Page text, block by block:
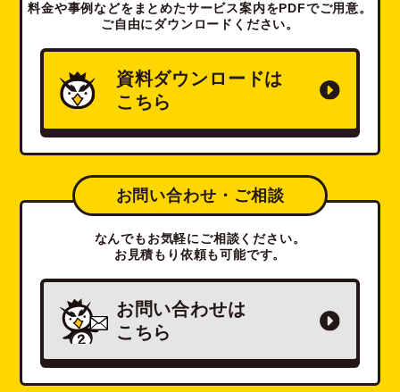
料金や事例などをまとめたサービス案内をPDFでご用意。
ご自由にダウンロードください。
資料ダウンロードは
こちら
お問い合わせ・ご相談
なんでもお気軽にご相談ください。
お見積もり依頼も可能です。
お問い合わせは
こちら